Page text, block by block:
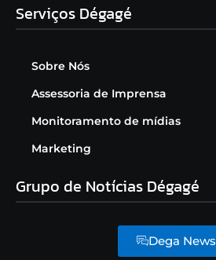
Serviços Dégagé
Sobre Nós
Assessoria de Imprensa
Monitoramento de mídias
Marketing
Grupo de Notícias Dégagé
Dega News